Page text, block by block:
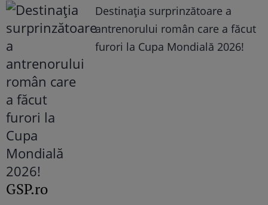
Destinația surprinzătoare a
antrenorului român care a făcut
furori la Cupa Mondială 2026!
GSP.ro